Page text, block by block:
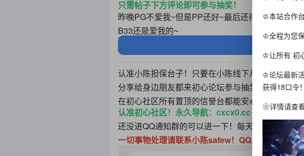
只需帖子下方评论即可参与抽奖！
昨晚PG不爱我~但是PP还好~最后还得看我的棋牌
B33还是爱我的~
认准小陈担保台子！只要在小陈线下从不怕黑款这
分享给身边朋友都来初心论坛参与抽奖！
在初心社区所有置顶的信誉台都能安心玩！只要你
认准初心社区！永久导航：cxcx0.cc 保存起来以防
还没进QQ通知群的可以进一下！每天论坛更新和
一切事物处理请联系小陈safew！QQ只发通知不回
♔本站合作
♔全程为您
♔让所有 初
♔论坛最新
获得18口令
❀详情请查